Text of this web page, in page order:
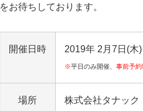
をお待ちしております。
開催日時 2019年 2月7日(
※平日のみ開催、事前予約
場所
株式会社タナッ